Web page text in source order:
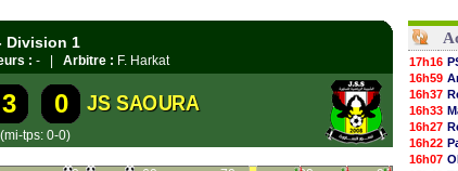
Division 1
: - | Arbitre : F. Harkat
3 0 JS SAOURA
(mi-tps: 0-0)
17h16
16h59
16h37
16h33
16h27
16h22
16h07